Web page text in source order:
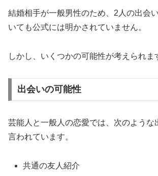
結婚相手が一般男性のため、2人の出会
いても公式には明かされていません。
しかし、いくつかの可能性が考えられま
出会いの可能性
芸能人と一般人の恋愛では、次のような
言われています。
共通の友人紹介